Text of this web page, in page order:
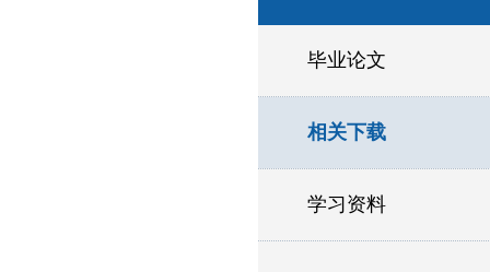
毕业论文
相关下载
学习资料